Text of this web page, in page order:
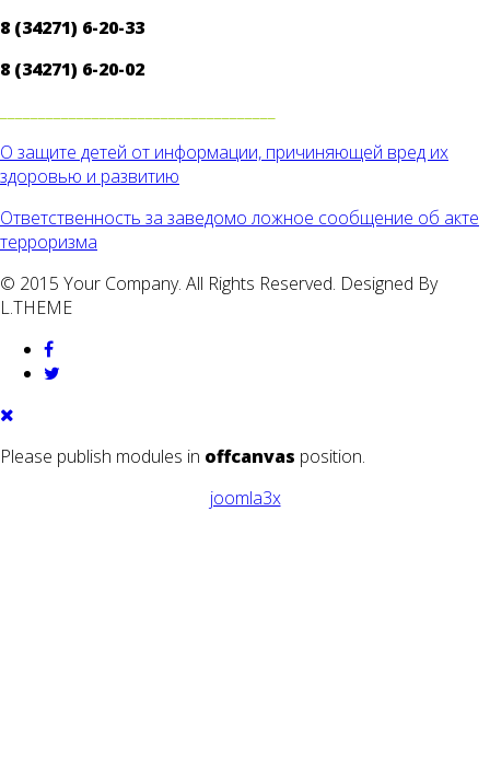
8 (34271) 6-20-33
8 (34271) 6-20-02
О защите детей от информации, причиняющей вред их
здоровью и развитию
Ответственность за заведомо ложное сообщение об акте
терроризма
© 2015 Your Company. All Rights Reserved. Designed By
L.THEME
Please publish modules in offcanvas position.
joomla3x